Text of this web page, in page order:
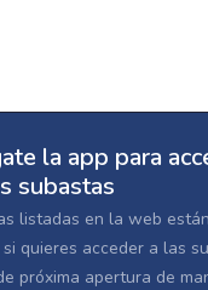
la app para
subastas
listadas en la web
quieres acceder a las
próxima apertura de